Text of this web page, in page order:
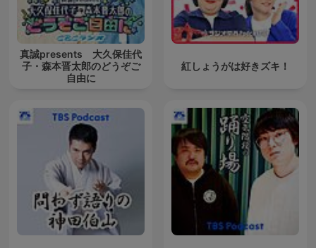
真誠presents 大久保佳代
子・森本晋太郎のどうぞご
自由に
紅しょうがは好きズキ！